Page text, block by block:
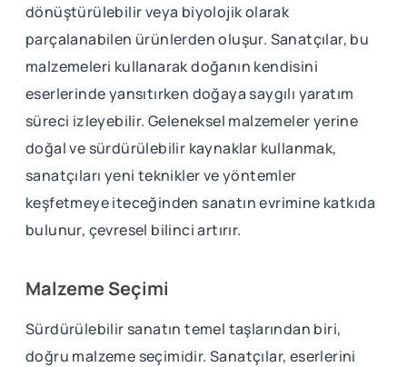
dönüştürülebilir veya biyolojik olarak
parçalanabilen ürünlerden oluşur. Sanatçılar, bu
malzemeleri kullanarak doğanın kendisini
eserlerinde yansıtırken doğaya saygılı yaratım
süreci izleyebilir. Geleneksel malzemeler yerine
doğal ve sürdürülebilir kaynaklar kullanmak,
sanatçıları yeni teknikler ve yöntemler
keşfetmeye iteceğinden sanatın evrimine katkıda
bulunur, çevresel bilinci artırır.
Malzeme Seçimi
Sürdürülebilir sanatın temel taşlarından biri,
doğru malzeme seçimidir. Sanatçılar, eserlerini